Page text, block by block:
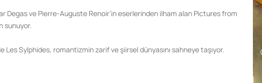
Degas ve Pierre-Auguste Renoir’in eserlerinden ilham alan Pictures from
sunuyor.
Les Sylphides, romantizmin zarif ve şiirsel dünyasını sahneye taşıyor.